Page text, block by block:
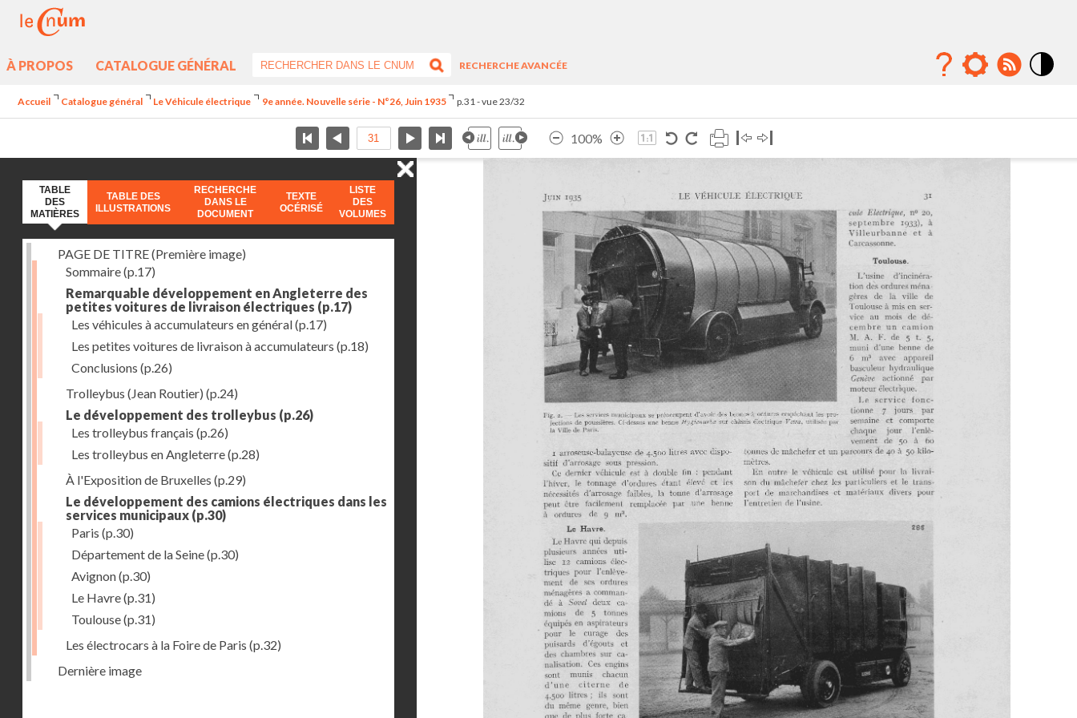
À PROPOS CATALOGUE GÉNÉRAL
RECHERCHE AVANCÉE
Accueil Catalogue général Le Véhicule électrique 9e année. Nouvelle série - N°26, Juin 1935 p.31 - vue 23/32
100%
TABLE
DES
MATIÈRES
TABLE DES
ILLUSTRATIONS
RECHERCHE
DANS LE
DOCUMENT
TEXTE
OCÉRISÉ
LISTE
DES
VOLUMES
PAGE DE TITRE (Première image)
Sommaire(p.17)
Remarquable développement en Angleterre des
petites voitures de livraison électriques (p.17)
Les véhicules à accumulateurs en général(p.17)
Les petites voitures de livraison à accumulateurs (p.18)
Conclusions (p.26)
Trolleybus (Jean Routier) (p.24)
Le développement des trolleybus (p.26)
Les trolleybus français (p.26)
Les trolleybus en Angleterre(p.28)
À l'Exposition de Bruxelles (p.29)
Le développement des camions électriques dans les
services municipaux (p.30)
Paris (p.30)
Département de la Seine(p.30)
Avignon(p.30)
Le Havre(p.31)
Toulouse(p.31)
Les électrocars à la Foire de Paris (p.32)
Dernière image